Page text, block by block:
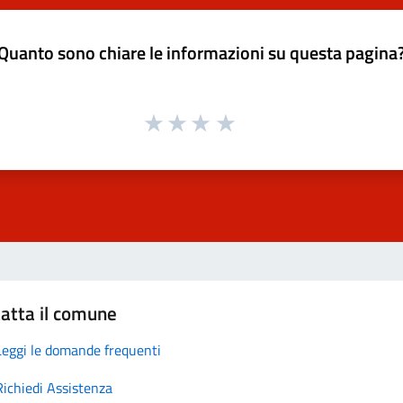
sono chiare le informazioni su questa
il comune
le domande frequenti
Assistenza